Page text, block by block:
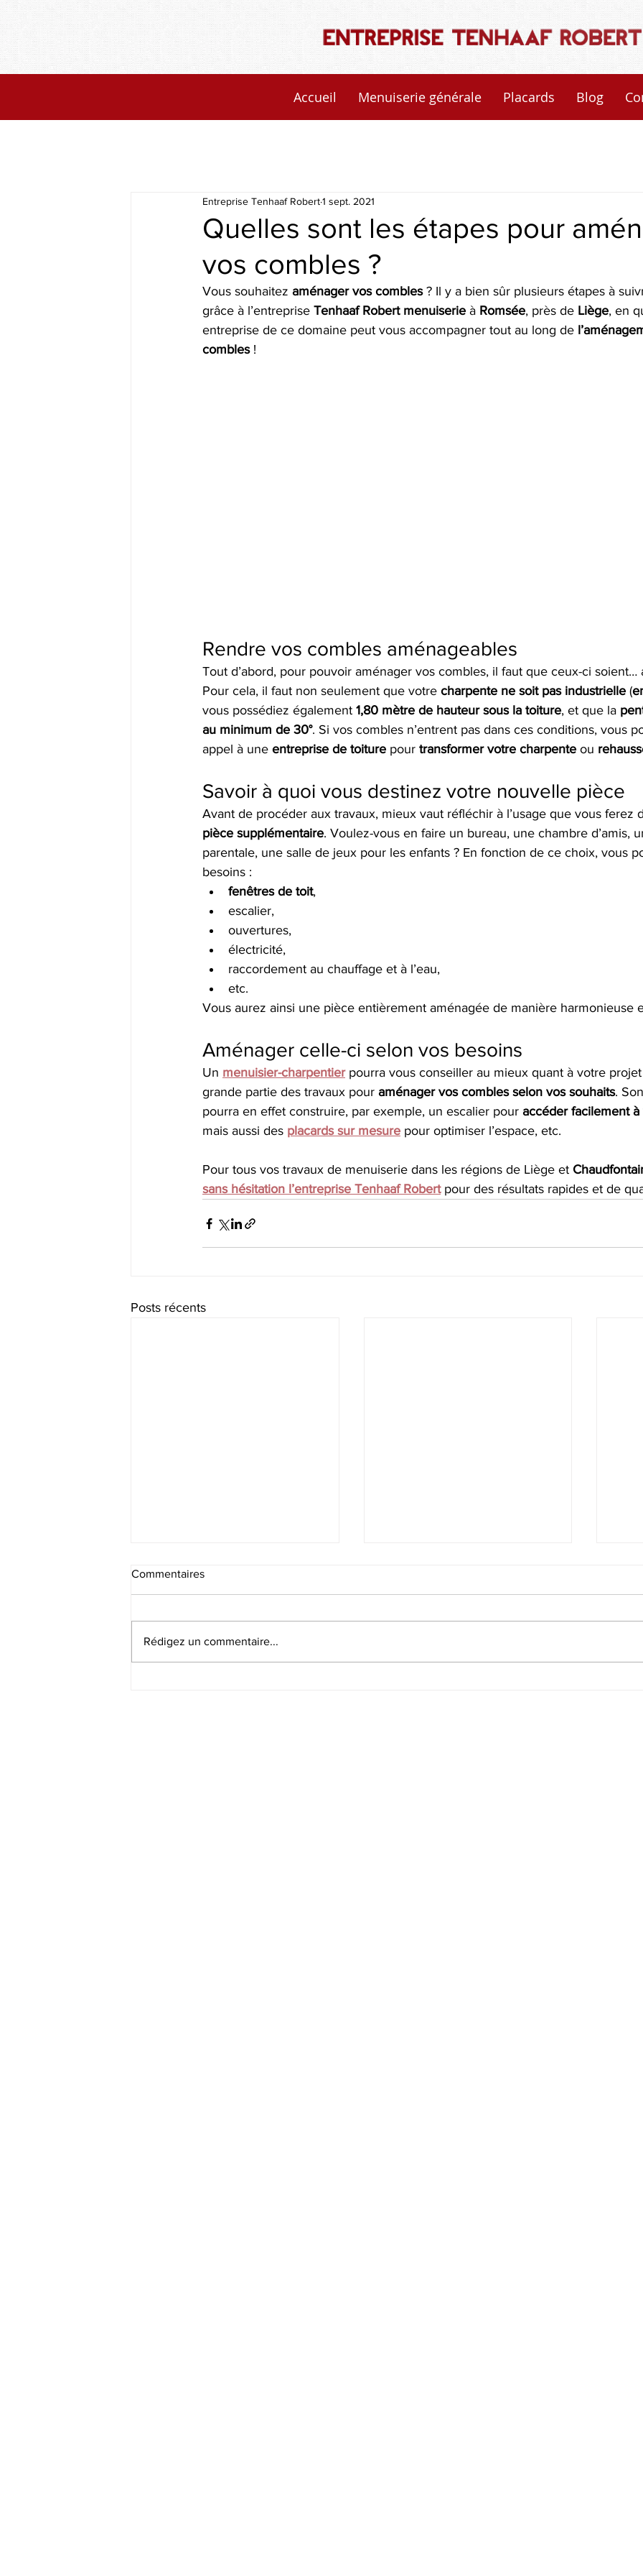
Accueil Menuiserie générale Placards Blog
Quelles sont les étapes pour
vos combles ?
Entreprise Tenhaaf Robert1 sept. 2021
Vous souhaitez aménager vos combles ? Il y a bien sûr plusieurs étapes à
grâce à l’entreprise Tenhaaf Robert menuiserie à Romsée, près de Liège, en
entreprise de ce domaine peut vous accompagner tout au long de
combles !
Rendre vos combles aménageables
Tout d’abord, pour pouvoir aménager vos combles, il faut que ceux-ci soient…
Pour cela, il faut non seulement que votre charpente ne soit pas industrielle (
vous possédiez également 1,80 mètre de hauteur sous la toiture, et que la
au minimum de 30°. Si vos combles n’entrent pas dans ces conditions, vous
appel à une entreprise de toiture pour transformer votre charpente ou
Savoir à quoi vous destinez votre nouvelle pièce
Avant de procéder aux travaux, mieux vaut réfléchir à l’usage que vous ferez
pièce supplémentaire. Voulez-vous en faire un bureau, une chambre d’amis,
parentale, une salle de jeux pour les enfants ? En fonction de ce choix, vous
besoins :
fenêtres de toit,
escalier,
ouvertures,
électricité,
raccordement au chauffage et à l’eau,
etc.
Vous aurez ainsi une pièce entièrement aménagée de manière harmonieuse
Aménager celle-ci selon vos besoins
Un menuisier-charpentier pourra vous conseiller au mieux quant à votre
grande partie des travaux pour aménager vos combles selon vos souhaits.
pourra en effet construire, par exemple, un escalier pour accéder facilement
mais aussi des placards sur mesure pour optimiser l’espace, etc.
Pour tous vos travaux de menuiserie dans les régions de Liège et
sans hésitation l’entreprise Tenhaaf Robert pour des résultats rapides et de
Posts récents
Commentaires
Rédigez un commentaire...